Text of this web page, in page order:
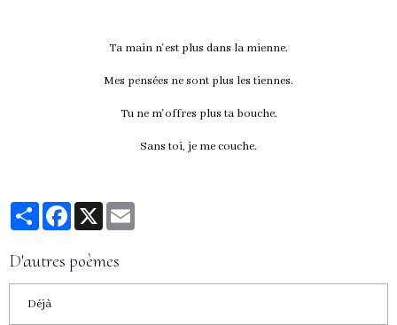
Ta main n'est plus dans la mienne.
Mes pensées ne sont plus les tiennes.
Tu ne m'offres plus ta bouche.
Sans toi, je me couche.
PartagerFacebook
X
D'autres poèmes
Déjà